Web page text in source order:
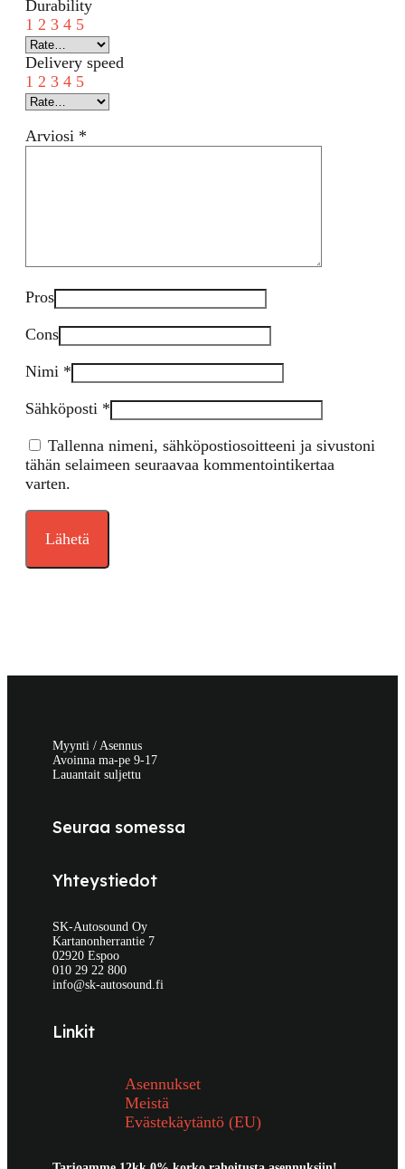
Durability
1 2 3 4 5
Delivery speed
1 2 3 4 5
Arviosi *
Pros
Cons
Nimi *
Sähköposti *
Tallenna nimeni, sähköpostiosoitteeni ja sivustoni
tähän selaimeen seuraavaa kommentointikertaa
varten.
Myynti / Asennus
Avoinna ma-pe 9-17
Lauantait suljettu
Seuraa somessa
Yhteystiedot
SK-Autosound Oy
Kartanonherrantie 7
02920 Espoo
010 29 22 800
info@sk-autosound.fi
Linkit
Asennukset
Meistä
Evästekäytäntö (EU)